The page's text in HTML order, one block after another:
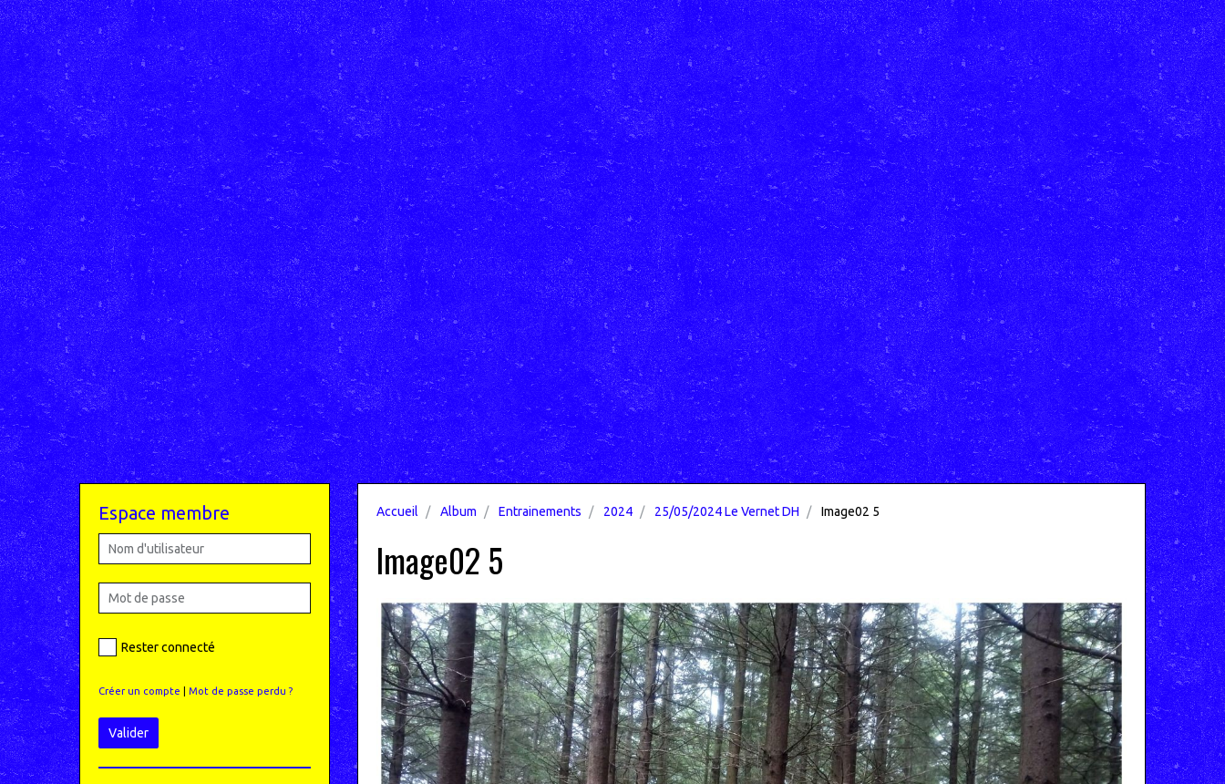
Accueil Album Entrainements 2024 25/05/2024 Le Vernet DH Image02 5
Image02 5
Espace membre
Rester connecté
Créer un compte Mot de passe perdu ?
Valider